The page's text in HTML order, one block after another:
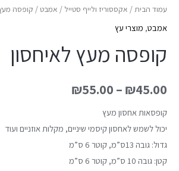
עמוד הבית/ אקססוריז ולייף סטייל / אמבט/ קופסה
אמבט, מוצרי עץ
קופסה מעץ לאיחסון
₪45.00
–
₪55.00
קופסאות אחסון מעץ
יכול לשמש לאחסון קיסמי שיניים, מקלות אוזניים ועוד
גדול: גובה 13ס”מ, קוטר 6 ס”מ
קטן: גובה 10 ס”מ, קוטר 6 ס”מ